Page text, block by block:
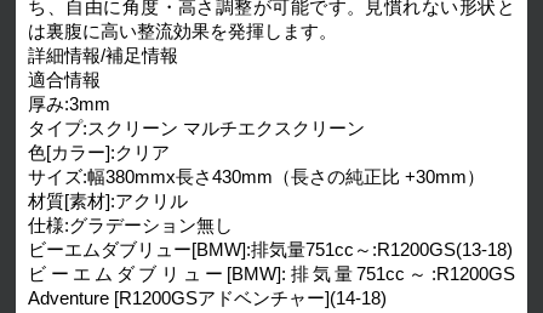
ち、自由に角度・高さ調整が可能です。見慣れない形状と
は裏腹に高い整流効果を発揮します。
詳細情報/補足情報
適合情報
厚み:3mm
タイプ:スクリーン マルチエクスクリーン
色[カラー]:クリア
サイズ:幅380mmx長さ430mm（長さの純正比 +30mm）
材質[素材]:アクリル
仕様:グラデーション無し
ビーエムダブリュー[BMW]:排気量751cc～:R1200GS(13-18)
ビーエムダブリュー[BMW]:排気量751cc～:R1200GS
Adventure [R1200GSアドベンチャー](14-18)